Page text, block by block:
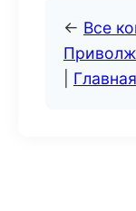
← Все